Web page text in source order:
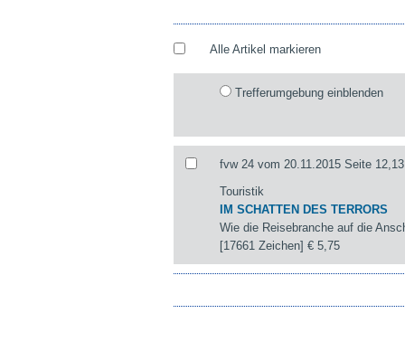
Alle Artikel markieren
Trefferumgebung einblenden
fvw 24 vom 20.11.2015 Seite
Touristik
IM SCHATTEN DES TERRORS
Wie die Reisebranche auf die
[17661 Zeichen]€ 5,75